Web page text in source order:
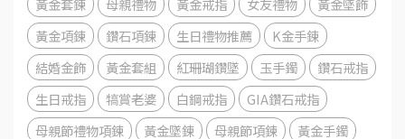
黃金套鍊 母親禮物 黃金戒指 女友禮物
黃金墜飾
黃金項鍊
鑽石項鍊 生日禮物推薦
K金手鍊
結婚金飾
黃金套組 紅珊瑚鑽墜 玉手鐲
鑽石戒指
生日戒指
犒賞老婆 白鋼戒指
GIA鑽石戒指
母親節禮物項鍊
黃金墜鍊 母親節項鍊
黃金手鐲